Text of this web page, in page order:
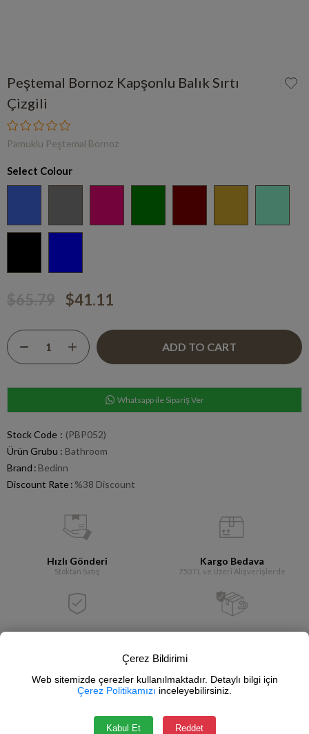
Peştemal Bornoz Kapşonlu Balık Sırtı
Çizgili
Pamuklu Peştemal Bornoz
Select Colour
$41.11
Whatsapp ile Sipariş Ver
Stock Code
(PBP052)
Ürün Grubu : Bathroom
Brand : Bedinn
Discount Rate: %38 Discount
Hızlı Gönderi
Stoktan Satış
Kargo Bedava
750 TL ve Üzeri Alışverişlerde
Add to Collection
Notify me when the price goes down
Çerez Bildirimi
Web sitemizde çerezler kullanılmaktadır. Detaylı bilgi için
Çerez Politikamızı inceleyebilirsiniz.
Kabul Et Reddet